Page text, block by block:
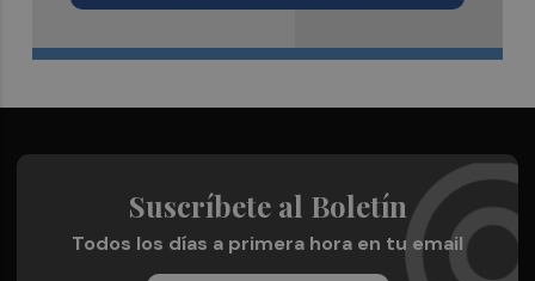
Suscríbete al Boletín
Todos los días a primera hora en tu email